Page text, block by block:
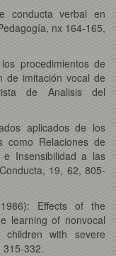
conducta verbal en
nx 164-165,
procedimientos de
de imitación vocal de
de Analisis del
aplicados de los
como Relaciones de
e Insensibilidad a las
19, 62, 805-
Effects of the
learning of nonvocal
with severe
315-332.